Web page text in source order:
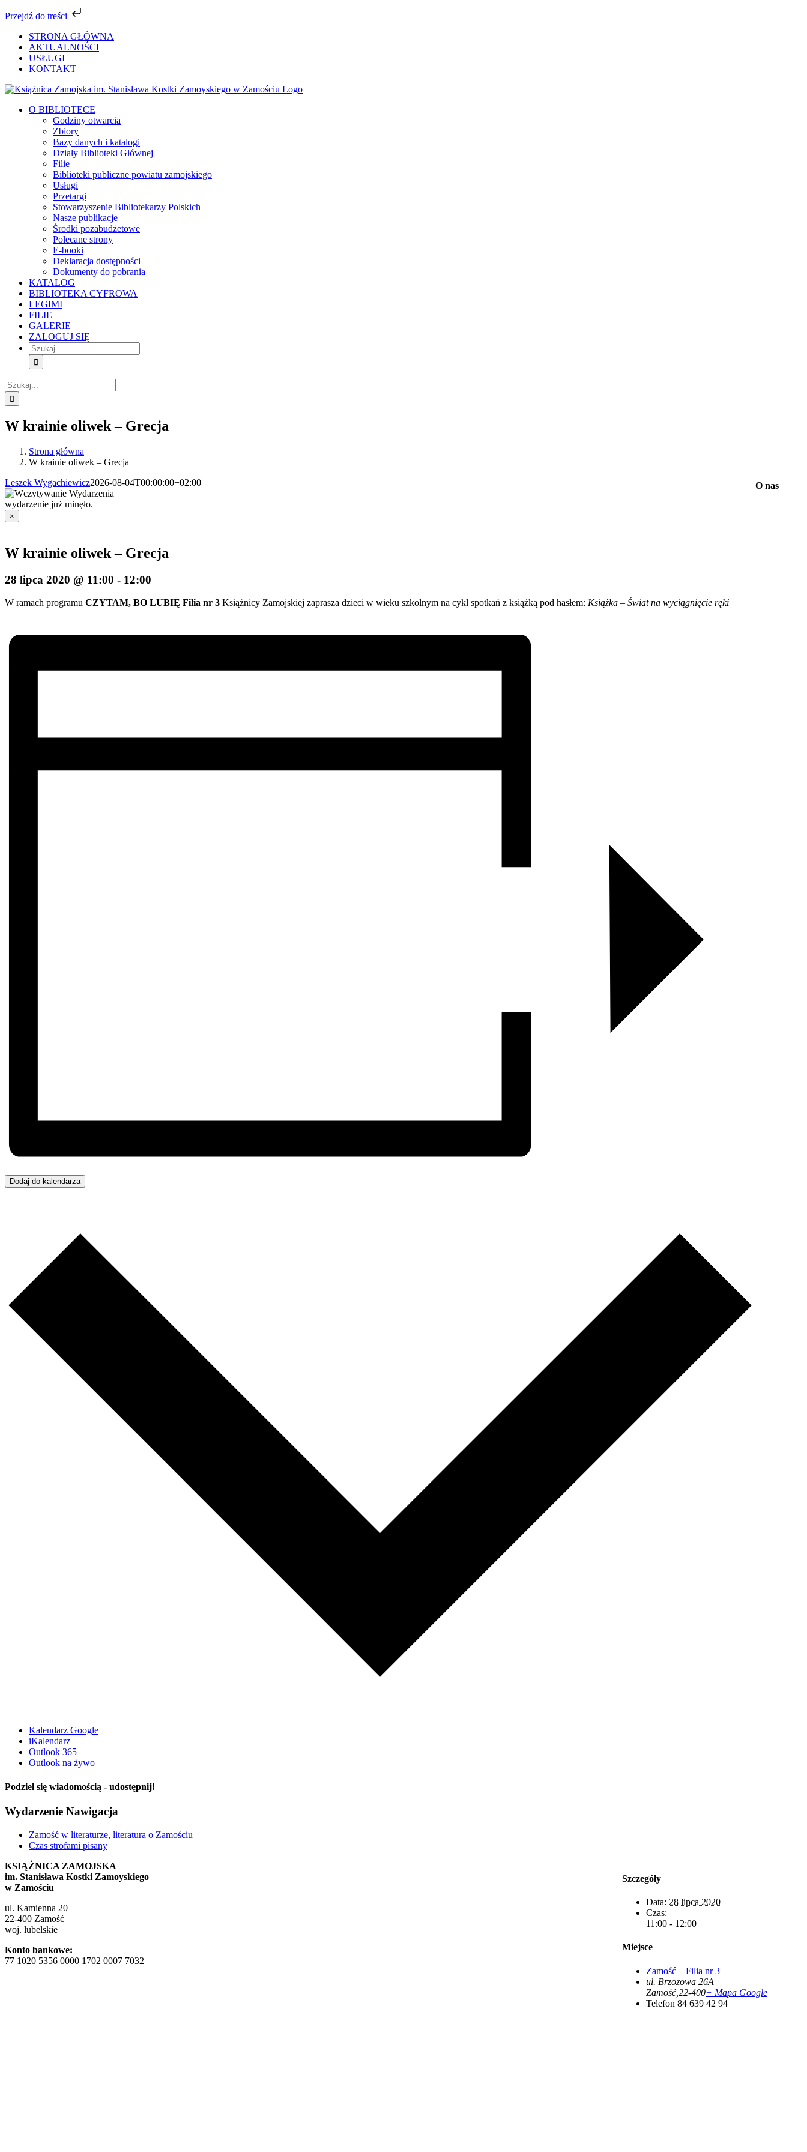
Przejdź do treści
zawartości
STRONA GŁÓWNA
AKTUALNOŚCI
USŁUGI
KONTAKT
Facebook
YouTube
Instagram
Tiktok
O BIBLIOTECE
Godziny otwarcia
Zbiory
Bazy danych i katalogi
Działy Biblioteki Głównej
Filie
Biblioteki publiczne powiatu zamojskiego
Usługi
Przetargi
Stowarzyszenie Bibliotekarzy Polskich
Nasze publikacje
Środki pozabudżetowe
Polecane strony
E-booki
Deklaracja dostępności
Dokumenty do pobrania
KATALOG
BIBLIOTEKA CYFROWA
LEGIMI
FILIE
GALERIE
ZALOGUJ SIĘ
Szukaj
Szukaj
W krainie oliwek – Grecja
Strona główna
W krainie oliwek – Grecja
Leszek Wygachiewicz2026-08-04T00:00:00+02:00
wydarzenie już minęło.
×
W krainie oliwek – Grecja
28 lipca 2020 @ 11:00 - 12:00
W ramach programu CZYTAM, BO LUBIĘ Filia nr 3 Książnicy Zamojskiej zaprasza dzieci w wieku szkolnym na cykl spotkań z książką pod hasłem: Książka – Świat na wyciągnięcie ręki
Dodaj do kalendarza
Kalendarz Google
iKalendarz
Outlook 365
Outlook na żywo
Podziel się wiadomością - udostępnij!
Facebook
X
Reddit
LinkedIn
WhatsApp
Tumblr
Pinterest
Vk
Email
Wydarzenie Nawigacja
Zamość w literaturze, literatura o Zamościu
Czas strofami pisany
Szczegóły
Data: 28 lipca 2020
Czas:
11:00 - 12:00
Miejsce
Zamość – Filia nr 3
ul. Brzozowa 26A
Zamość,22-400+ Mapa Google
Telefon 84 639 42 94
O nas
KSIĄŻNICA ZAMOJSKA
im. Stanisława Kostki Zamoyskiego
w Zamościu
ul. Kamienna 20
22-400 Zamość
woj. lubelskie
Konto bankowe:
77 1020 5356 0000 1702 0007 7032